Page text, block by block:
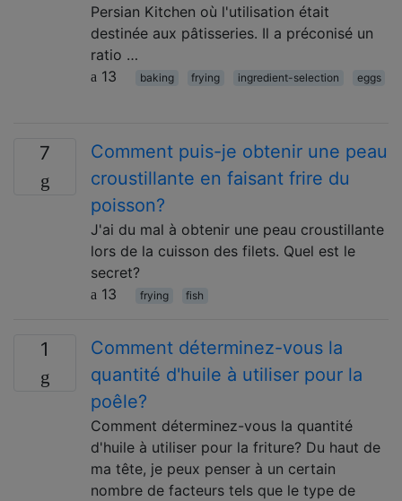
Persian Kitchen où l'utilisation était
destinée aux pâtisseries. Il a préconisé un
ratio …
13
baking frying ingredient-selection eggs
7
Comment puis-je obtenir une peau
croustillante en faisant frire du
poisson?
J'ai du mal à obtenir une peau croustillante
lors de la cuisson des filets. Quel est le
secret?
13
frying fish
1
Comment déterminez-vous la
quantité d'huile à utiliser pour la
poêle?
Comment déterminez-vous la quantité
d'huile à utiliser pour la friture? Du haut de
ma tête, je peux penser à un certain
nombre de facteurs tels que le type de